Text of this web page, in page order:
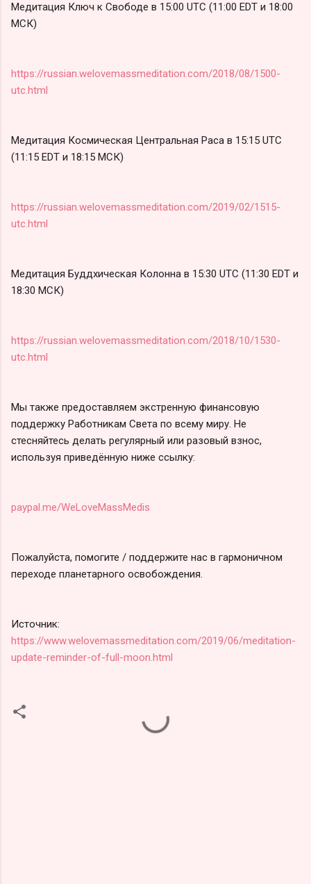
Медитация Ключ к Свободе в 15:00 UTC (11:00 EDT и 18:00
МСК)
https://russian.welovemassmeditation.com/2018/08/1500-
utc.html
Медитация Космическая Центральная Раса в 15:15 UTC
(11:15 EDT и 18:15 МСК)
https://russian.welovemassmeditation.com/2019/02/1515-
utc.html
Медитация Буддхическая Колонна в 15:30 UTC (11:30 EDT и
18:30 МСК)
https://russian.welovemassmeditation.com/2018/10/1530-
utc.html
Мы также предоставляем экстренную финансовую
поддержку Работникам Света по всему миру. Не
стесняйтесь делать регулярный или разовый взнос,
используя приведённую ниже ссылку:
paypal.me/WeLoveMassMedis
Пожалуйста, помогите / поддержите нас в гармоничном
переходе планетарного освобождения.
Источник:
https://www.welovemassmeditation.com/2019/06/meditation-
update-reminder-of-full-moon.html